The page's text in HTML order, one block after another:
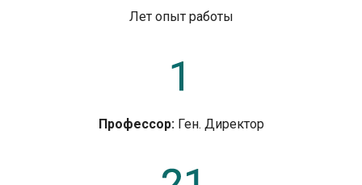
Лет опыт работы
Профессор:Ген. Директор